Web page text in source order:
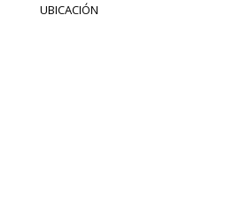
UBICACIÓN